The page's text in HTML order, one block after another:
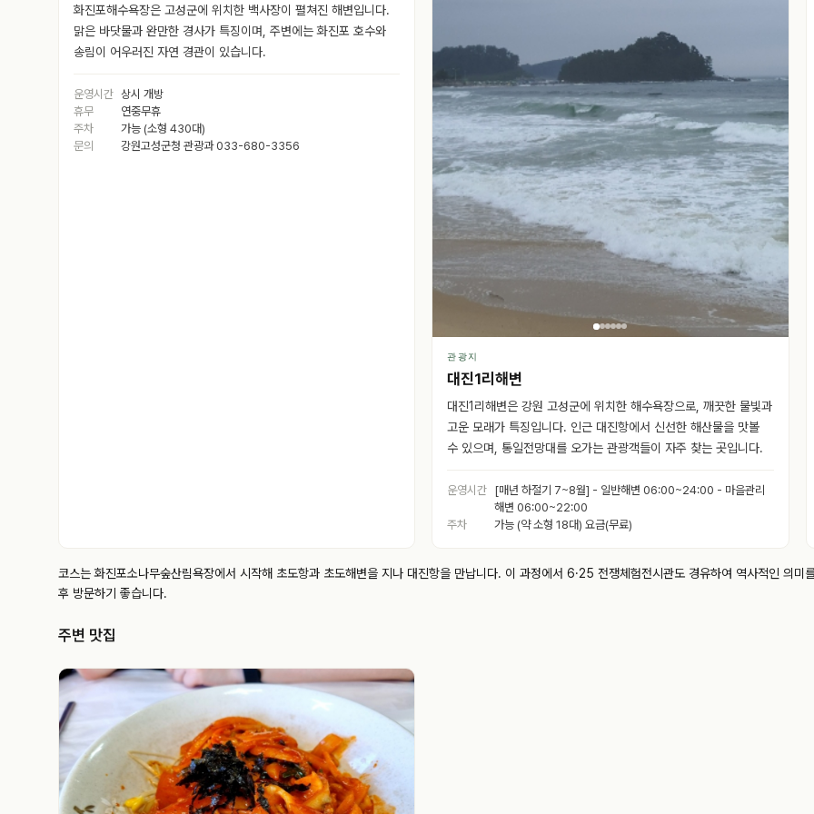
화진포해수욕장은 고성군에 위치한 백사장이 펼쳐진 해변입니다.
맑은 바닷물과 완만한 경사가 특징이며, 주변에는 화진포 호수와
송림이 어우러진 자연 경관이 있습니다.
운영시간 상시 개방
휴무
연중무휴
주차
가능 (소형 430대)
문의
강원고성군청 관광과 033-680-3356
관광지
대진1리해변
대진1리해변은 강원 고성군에 위치한 해수욕장으로, 깨끗한 물빛과
고운 모래가 특징입니다. 인근 대진항에서 신선한 해산물을 맛볼
수 있으며, 통일전망대를 오가는 관광객들이 자주 찾는 곳입니다.
운영시간 [매년 하절기 7~8월] - 일반해변 06:00~24:00 - 마을관리
해변 06:00~22:00
주차
가능 (약 소형 18대) 요금(무료)
코스는 화진포소나무숲산림욕장에서 시작해 초도항과 초도해변을 지나 대진항을 만납니다. 이 과정에서 6·25 전쟁체험전시관도 경유하여 역사적인 의
후 방문하기 좋습니다.
주변 맛집